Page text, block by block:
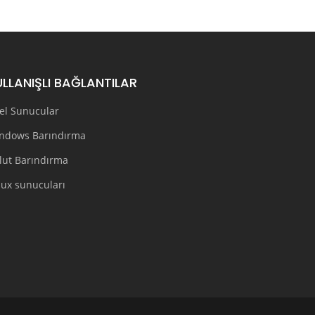
BAĞLANTILAR
Sunucular
Barındırma
Barındırma
sunucuları